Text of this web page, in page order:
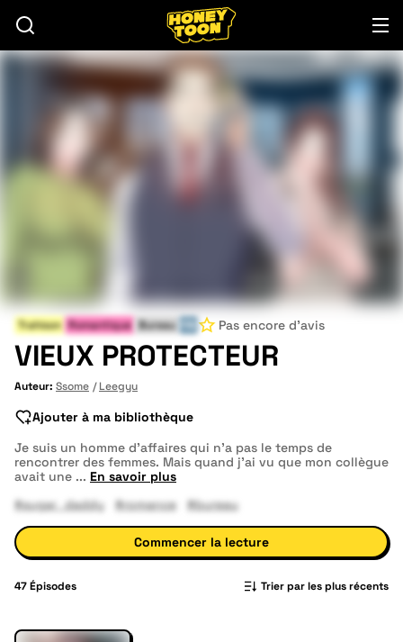
Trahison Romantique Bureau Pas encore d'avis
VIEUX PROTECTEUR
Auteur: Ssome Leegyu
Ajouter à ma bibliothèque
Je suis un homme d'affaires qui n'a pas le temps de
rencontrer des femmes. Mais quand j'ai vu que mon collègue
avait une ... En savoir plus
#sugar_daddy
#romance #bureau
Commencer la lecture
47Épisodes Trier par les plus récents